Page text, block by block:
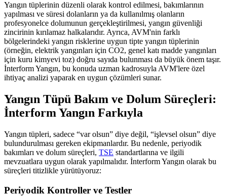
Yangın tüplerinin düzenli olarak kontrol edilmesi, bakımlarının
yapılması ve süresi dolanların ya da kullanılmış olanların
profesyonelce dolumunun gerçekleştirilmesi, yangın güvenliği
zincirinin kırılamaz halkalarıdır. Ayrıca, AVM'nin farklı
bölgelerindeki yangın risklerine uygun tipte yangın tüplerinin
(örneğin, elektrik yangınları için CO2, genel katı madde yangınları
için kuru kimyevi toz) doğru sayıda bulunması da büyük önem taşır.
İnterform Yangın, bu konuda uzman kadrosuyla AVM'lere özel
ihtiyaç analizi yaparak en uygun çözümleri sunar.
Yangın Tüpü Bakım ve Dolum Süreçleri:
İnterform Yangın Farkıyla
Yangın tüpleri, sadece “var olsun” diye değil, “işlevsel olsun” diye
bulundurulması gereken ekipmanlardır. Bu nedenle, periyodik
bakımları ve dolum süreçleri, TSE standartlarına ve ilgili
mevzuatlara uygun olarak yapılmalıdır. İnterform Yangın olarak bu
süreçleri titizlikle yürütüyoruz:
Periyodik Kontroller ve Testler